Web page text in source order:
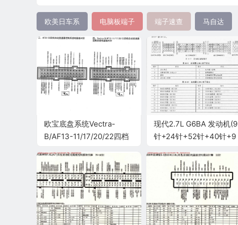
欧美日车系 电脑板端子 端子速查 马自达
欧宝底盘系统Vectra-
B/AF13-11/17/20/22四档
现代2.7L G6BA 发动机(9
针+24针+52针+40针+9